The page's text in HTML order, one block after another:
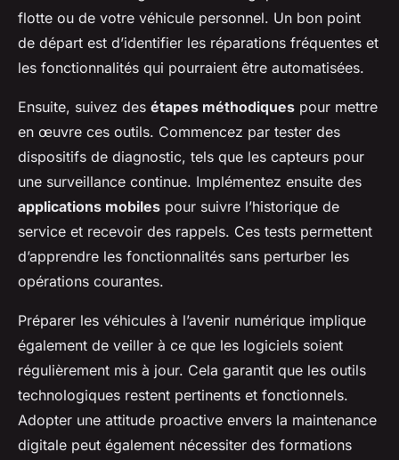
flotte ou de votre véhicule personnel. Un bon point
de départ est d’identifier les réparations fréquentes et
les fonctionnalités qui pourraient être automatisées.
Ensuite, suivez des étapes méthodiques pour mettre
en œuvre ces outils. Commencez par tester des
dispositifs de diagnostic, tels que les capteurs pour
une surveillance continue. Implémentez ensuite des
applications mobiles pour suivre l’historique de
service et recevoir des rappels. Ces tests permettent
d’apprendre les fonctionnalités sans perturber les
opérations courantes.
Préparer les véhicules à l’avenir numérique implique
également de veiller à ce que les logiciels soient
régulièrement mis à jour. Cela garantit que les outils
technologiques restent pertinents et fonctionnels.
Adopter une attitude proactive envers la maintenance
digitale peut également nécessiter des formations